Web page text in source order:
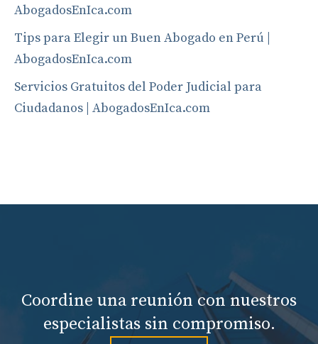
AbogadosEnIca.com
Tips para Elegir un Buen Abogado en Perú |
AbogadosEnIca.com
Servicios Gratuitos del Poder Judicial para
Ciudadanos | AbogadosEnIca.com
Coordine una reunión con nuestros
especialistas sin compromiso.